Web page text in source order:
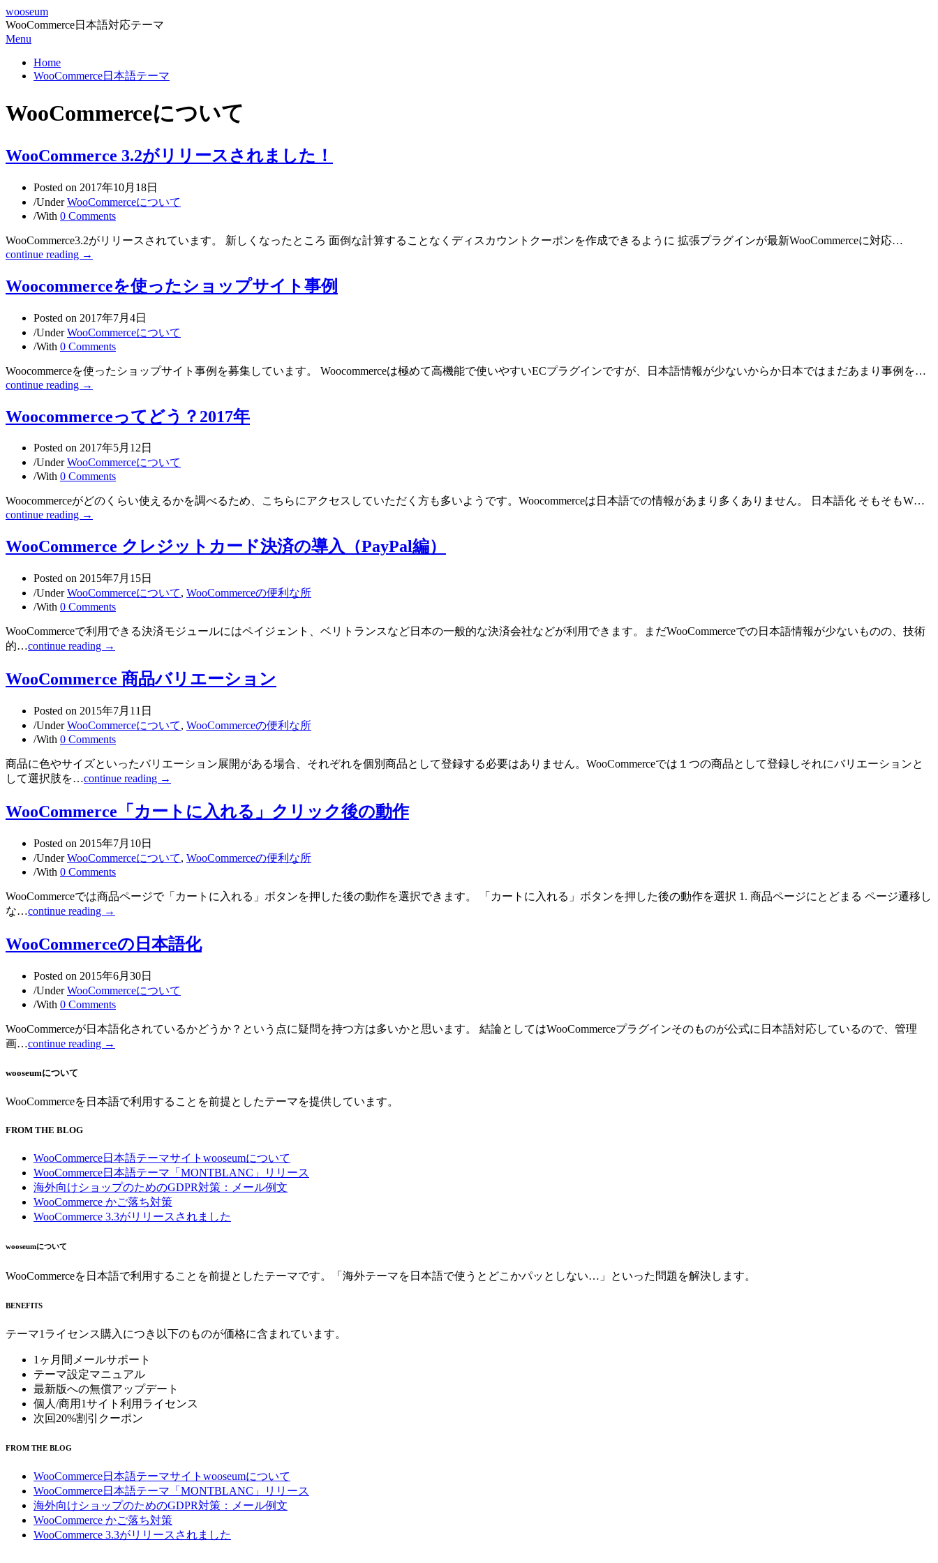
wooseum
WooCommerce日本語対応テーマ
Menu
Home
WooCommerce日本語テーマ
WooCommerceについて
WooCommerce 3.2がリリースされました！
Posted on 2017年10月18日
/UnderWooCommerceについて
/With 0 Comments
WooCommerce3.2がリリースされています。 新しくなったところ 面倒な計算することなくディスカウントクーポンを作成できるように 拡張プラグインが最新WooCommerceに対応…
continue reading →
Woocommerceを使ったショップサイト事例
Posted on 2017年7月4日
/UnderWooCommerceについて
/With 0 Comments
Woocommerceを使ったショップサイト事例を募集しています。 Woocommerceは極めて高機能で使いやすいECプラグインですが、日本語情報が少ないからか日本ではまだあまり事例を…
continue reading →
Woocommerceってどう？2017年
Posted on 2017年5月12日
/UnderWooCommerceについて
/With 0 Comments
Woocommerceがどのくらい使えるかを調べるため、こちらにアクセスしていただく方も多いようです。Woocommerceは日本語での情報があまり多くありません。 日本語化 そもそもW…
continue reading →
WooCommerce クレジットカード決済の導入（PayPal編）
Posted on 2015年7月15日
/UnderWooCommerceについて, WooCommerceの便利な所
/With 0 Comments
WooCommerceで利用できる決済モジュールにはペイジェント、ベリトランスなど日本の一般的な決済会社などが利用できます。まだWooCommerceでの日本語情報が少ないものの、技術
的…continue reading →
WooCommerce 商品バリエーション
Posted on 2015年7月11日
/UnderWooCommerceについて, WooCommerceの便利な所
/With 0 Comments
商品に色やサイズといったバリエーション展開がある場合、それぞれを個別商品として登録する必要はありません。WooCommerceでは１つの商品として登録しそれにバリエーションと
して選択肢を…continue reading →
WooCommerce「カートに入れる」クリック後の動作
Posted on 2015年7月10日
/UnderWooCommerceについて, WooCommerceの便利な所
/With 0 Comments
WooCommerceでは商品ページで「カートに入れる」ボタンを押した後の動作を選択できます。 「カートに入れる」ボタンを押した後の動作を選択 1. 商品ページにとどまる ページ遷移し
な…continue reading →
WooCommerceの日本語化
Posted on 2015年6月30日
/UnderWooCommerceについて
/With 0 Comments
WooCommerceが日本語化されているかどうか？という点に疑問を持つ方は多いかと思います。 結論としてはWooCommerceプラグインそのものが公式に日本語対応しているので、管理
画…continue reading →
wooseumについて
WooCommerceを日本語で利用することを前提としたテーマを提供しています。
FROM THE BLOG
WooCommerce日本語テーマサイトwooseumについて
WooCommerce日本語テーマ「MONTBLANC」リリース
海外向けショップのためのGDPR対策：メール例文
WooCommerce かご落ち対策
WooCommerce 3.3がリリースされました
wooseumについて
WooCommerceを日本語で利用することを前提としたテーマです。「海外テーマを日本語で使うとどこかパッとしない…」といった問題を解決します。
BENEFITS
テーマ1ライセンス購入につき以下のものが価格に含まれています。
1ヶ月間メールサポート
テーマ設定マニュアル
最新版への無償アップデート
個人/商用1サイト利用ライセンス
次回20%割引クーポン
FROM THE BLOG
WooCommerce日本語テーマサイトwooseumについて
WooCommerce日本語テーマ「MONTBLANC」リリース
海外向けショップのためのGDPR対策：メール例文
WooCommerce かご落ち対策
WooCommerce 3.3がリリースされました